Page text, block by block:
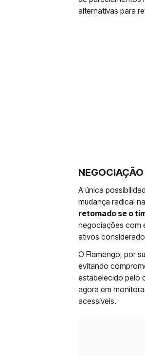
alternativas para
A única
mudança radical
retomado se o
negociações com
ativos
O Flamengo, por
evitando
estabelecido pelo
agora em
acessíveis.